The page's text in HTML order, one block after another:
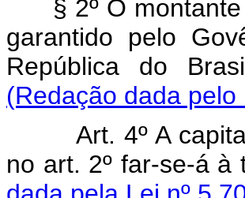
§ 2º O montante
garantido pelo
República do
(Redação dada
Art. 4º A
no art. 2º far-se-á